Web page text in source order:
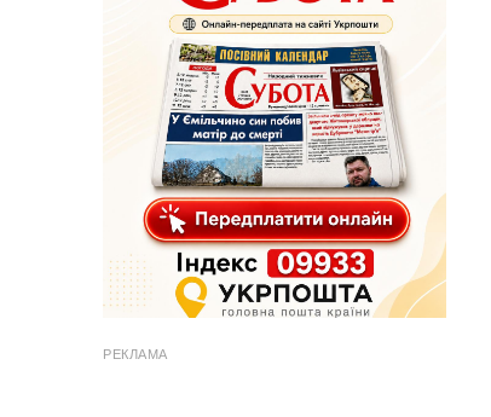
РЕКЛАМА